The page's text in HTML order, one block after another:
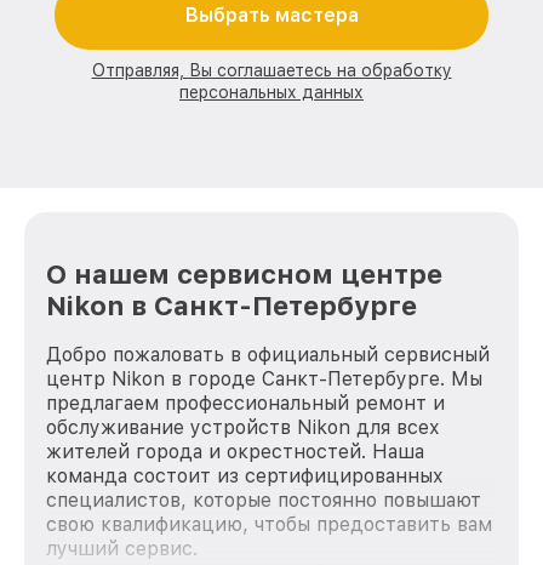
Выбрать мастера
Отправляя, Вы соглашаетесь на обработку
персональных данных
О нашем сервисном центре
Nikon в Санкт-Петербурге
Добро пожаловать в официальный сервисный
центр Nikon в городе Санкт-Петербурге. Мы
предлагаем профессиональный ремонт и
обслуживание устройств Nikon для всех
жителей города и окрестностей. Наша
команда состоит из сертифицированных
специалистов, которые постоянно повышают
свою квалификацию, чтобы предоставить вам
лучший сервис.